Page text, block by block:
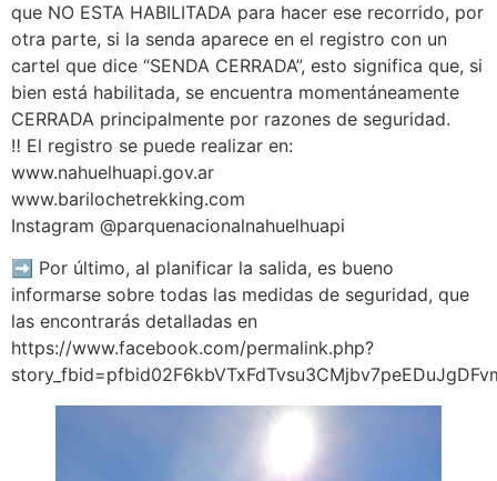
que NO ESTA HABILITADA para hacer ese recorrido, por
otra parte, si la senda aparece en el registro con un
cartel que dice “SENDA CERRADA”, esto significa que, si
bien está habilitada, se encuentra momentáneamente
CERRADA principalmente por razones de seguridad.
‼ El registro se puede realizar en:
www.nahuelhuapi.gov.ar
www.barilochetrekking.com
Instagram @parquenacionalnahuelhuapi
➡ Por último, al planificar la salida, es bueno
informarse sobre todas las medidas de seguridad, que
las encontrarás detalladas en
https://www.facebook.com/permalink.php?